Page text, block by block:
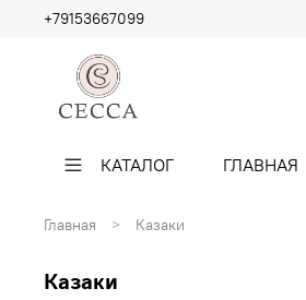
+79153667099
КАТАЛОГ ГЛАВНАЯ
Главная Казаки
Казаки